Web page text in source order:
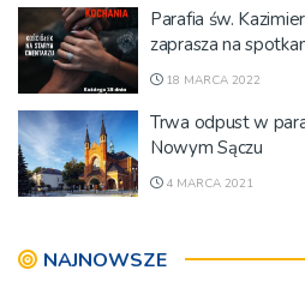
Parafia św.
zaprasza na
18 MARCA 2022
Trwa odpust w
Nowym Sączu
4 MARCA 2021
NAJNOWSZE